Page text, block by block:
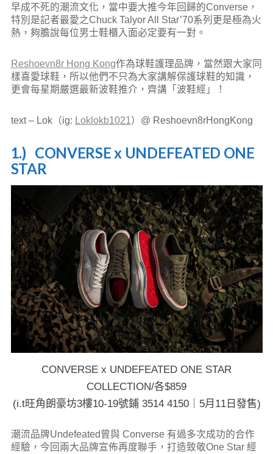
早成不死的潮流文化，當中要大推今年回歸的Converse，
特別是記者最愛之Chuck Talyor All Star’70系列更是極為火
熱，夠膽說每位男士鞋櫃入面必定要有一對。
Reshoevn8r Hong Kong作為球鞋護理品牌，當然跟大家同
樣喜愛球鞋，所以他們不只為大家講解保護球鞋的知識，
更會每星期嚴選最新波鞋推介，齊講「波鞋經」！
text – Lok（ig: Loklokb1021）@ Reshoevn8rHongKong
1.) CONVERSE x UNDEFEATED ONE
STAR
CONVERSE x UNDEFEATED ONE STAR
COLLECTION/各$859
(i.t旺角朗豪坊3樓10-19號鋪 3514 4150｜5月11日發售)
潮流品牌Undefeated曾與 Converse 有過多次成功的合作
經驗，今回兩大品牌宣佈再度聯手，打造致敬One Star 經